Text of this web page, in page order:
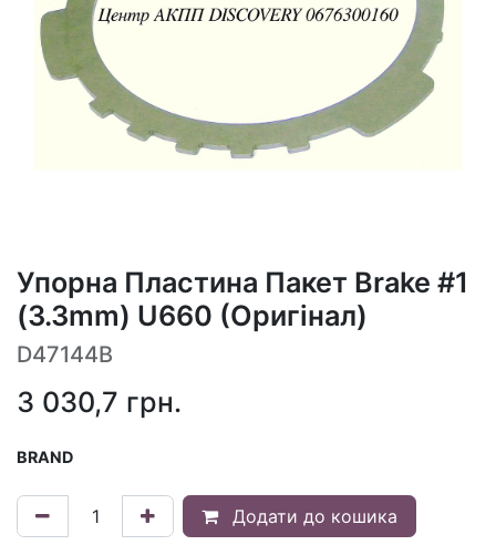
Упорна Пластина Пакет Brake #1
(3.3mm) U660 (Оригінал)
D47144B
3 030,7 грн.
BRAND
Додати до кошика